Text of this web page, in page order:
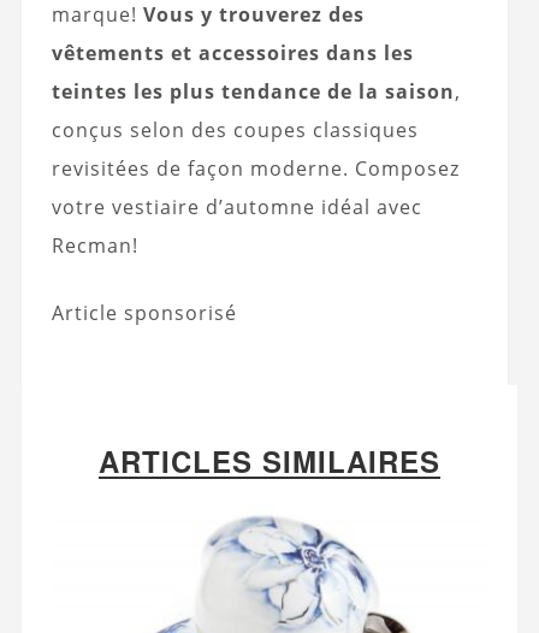
marque! Vous y trouverez des
vêtements et accessoires dans les
teintes les plus tendance de la saison,
conçus selon des coupes classiques
revisitées de façon moderne. Composez
votre vestiaire d’automne idéal avec
Recman!
Article sponsorisé
ARTICLES SIMILAIRES